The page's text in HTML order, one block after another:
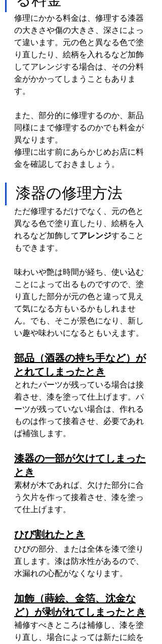
修理にかかる料金は、修理する漆器
の大きさや傷の大きさ、深さによっ
て違います。元の色と異なる色で塗
り直したり、絵柄を入れるなど加飾
してアレンジする場合は、その分料
金がかかってしまうこともありま
す。
また、部分的に修理するのか、新品
同様にまで修理するのかでも料金が
異なります。
修理に出す前にあらかじめお店に料
金を確認しておきましょう。
漆器の修理方法
ただ修理するだけでなく、元の色と
異なる色で塗り直したり、絵柄を入
れるなど加飾してアレンジすること
もできます。
味わいや艶は時間が経ち、使い込む
ことによって出るものですので、塗
り直した部分が元の色と違って見え
て気になる方もいるかもしれませ
ん。でも、そこが景色になり、新し
い趣や味わいになるともいえます。
部品（酒器の持ち手など）が
とれてしまったとき
とれたパーツが残っている場合は接
着させ、漆を塗って仕上げます。パ
ーツが残っていない場合は、作れる
ものは作って接着させ、必要であれ
ば補強します。
漆器の一部が欠けてしまった
とき
素材が木であれば、欠けた部分に合
う欠片を作って接着させ、漆を塗っ
て仕上げます。
ひび割れたとき
ひびの部分、または全体を漆で塗り
直します。漆は防水性があるので、
水漏れの心配がなくなります。
加飾（蒔絵、金箔、沈金な
ど）が剥がれてしまったとき
補修すべきところは補修し、漆を塗
り直し、場合によっては新たに絵を